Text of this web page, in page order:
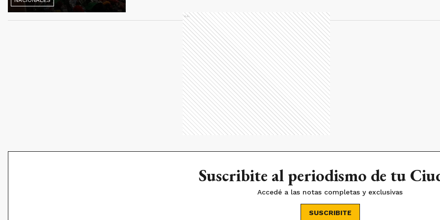
Ads
Suscribite al periodismo de tu
Accedé a las notas completas y exclusivas
SUSCRIBITE